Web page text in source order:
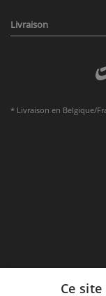
Livraison
* Livraison en Belgique/
S'abonner à la
Ce